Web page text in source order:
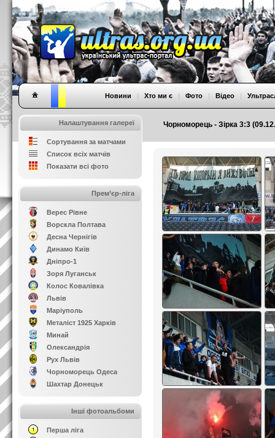
Чорноморець - Зірка 3:3
Новини | Хто ми є | Фото | Відео |
Налаштування галереї
Сортування за матчами
Список всіх матчів
Показати всі фото
Прем’єр-ліга
Верес Рівне
Ворскла Полтава
Десна Чернігів
Динамо Київ
Дніпро-1
Зоря Луганськ
Колос Ковалівка
Львів
Маріуполь
Металіст 1925 Харків
Минай
Олександрія
Рух Львів
Чорноморець Одеса
Шахтар Донецьк
Інші фотоальбоми
Перша ліга